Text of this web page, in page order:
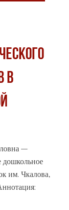
В
–
дошкольное
им. Чкалова,